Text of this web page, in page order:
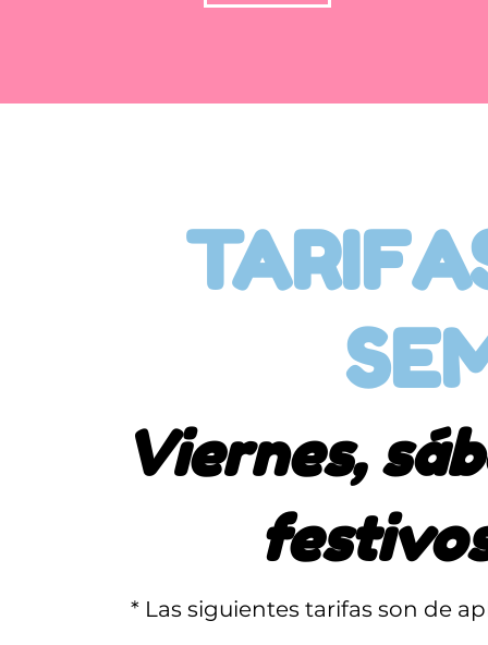
Viernes,
* Las siguientes tarifas son de